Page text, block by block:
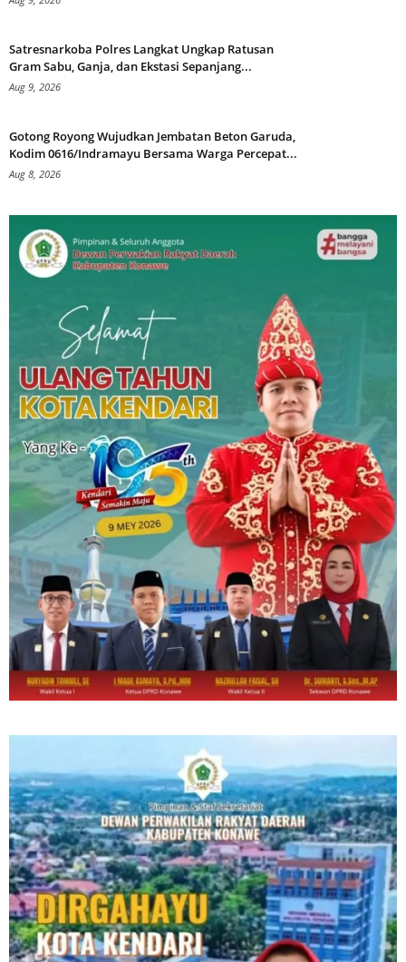
Satresnarkoba Polres Langkat Ungkap Ratusan
Gram Sabu, Ganja, dan Ekstasi Sepanjang...
Aug 9, 2026
Gotong Royong Wujudkan Jembatan Beton Garuda,
Kodim 0616/Indramayu Bersama Warga Percepat...
Aug 8, 2026